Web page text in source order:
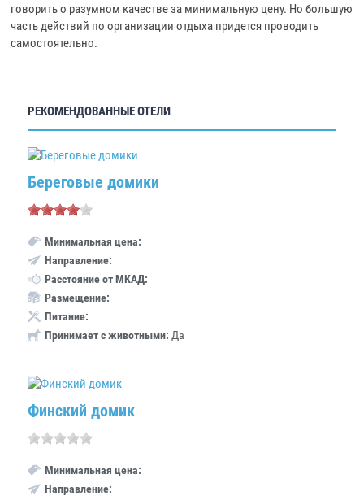
говорить о разумном качестве за минимальную цену. Но большую
часть действий по организации отдыха придется проводить
самостоятельно.
РЕКОМЕНДОВАННЫЕ ОТЕЛИ
Береговые домики
Минимальная цена:
Направление:
Расстояние от МКАД:
Размещение:
Питание:
Принимает с животными: Да
Финский домик
Минимальная цена:
Направление: